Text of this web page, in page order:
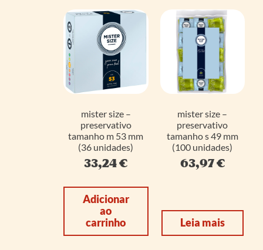
mister size –
preservativo
tamanho m 53 mm
(36 unidades)
33,24€
Adicionar
ao
carrinho
mister size –
preservativo
tamanho s 49 mm
(100 unidades)
63,97€
Leia mais